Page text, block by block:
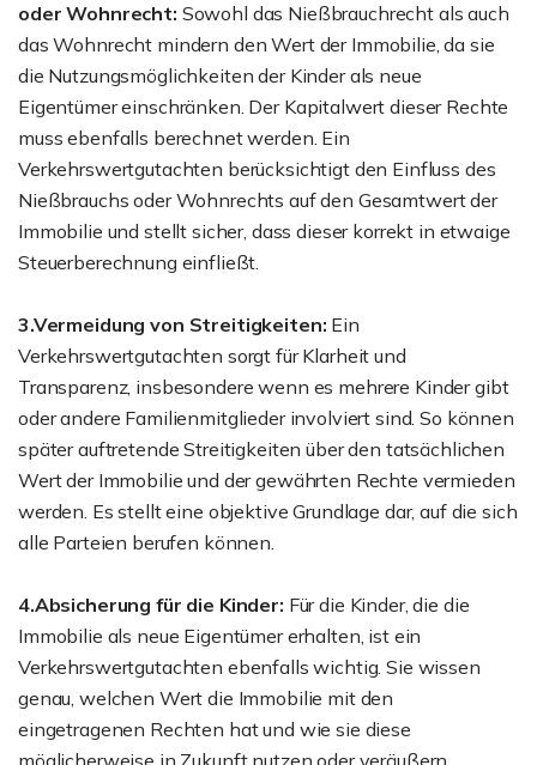
oder Wohnrecht: Sowohl das Nießbrauchrecht als auch
das Wohnrecht mindern den Wert der Immobilie, da sie
die Nutzungsmöglichkeiten der Kinder als neue
Eigentümer einschränken. Der Kapitalwert dieser Rechte
muss ebenfalls berechnet werden. Ein
Verkehrswertgutachten berücksichtigt den Einfluss des
Nießbrauchs oder Wohnrechts auf den Gesamtwert der
Immobilie und stellt sicher, dass dieser korrekt in etwaige
Steuerberechnung einfließt.
3.Vermeidung von Streitigkeiten: Ein
Verkehrswertgutachten sorgt für Klarheit und
Transparenz, insbesondere wenn es mehrere Kinder gibt
oder andere Familienmitglieder involviert sind. So können
später auftretende Streitigkeiten über den tatsächlichen
Wert der Immobilie und der gewährten Rechte vermieden
werden. Es stellt eine objektive Grundlage dar, auf die sich
alle Parteien berufen können.
4.Absicherung für die Kinder: Für die Kinder, die die
Immobilie als neue Eigentümer erhalten, ist ein
Verkehrswertgutachten ebenfalls wichtig. Sie wissen
genau, welchen Wert die Immobilie mit den
eingetragenen Rechten hat und wie sie diese